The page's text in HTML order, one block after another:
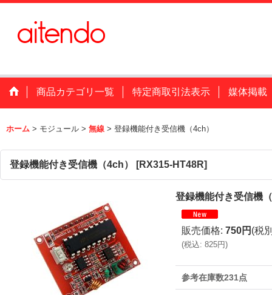
商品カテゴリ一覧 特定商取引法表示 媒体掲載
ホーム > モジュール > 無線 > 登録機能付き受信機（4ch）
登録機能付き受信機（4ch） [RX315-HT48R]
登録機能付き受信機
販売価格: 750円 (税
(税込: 825円)
参考在庫数231点